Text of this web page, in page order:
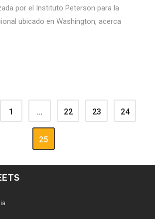
por el Instituto Peterson para la
ubicado en Washington, acerca
1 … 22 23 24
25